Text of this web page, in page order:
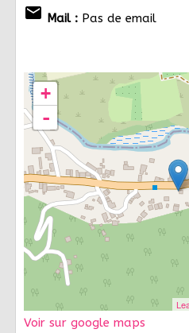
email Mail : Pas de email
+
-
Voir sur google maps